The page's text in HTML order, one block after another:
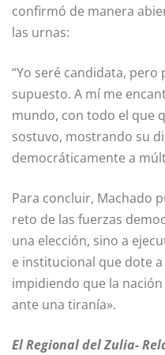
confirmó de manera
las urnas:
“Yo seré candidata,
supuesto. A mí me
mundo, con todo el que
sostuvo, mostrando su
democráticamente a
Para concluir, Machado
reto de las fuerzas
una elección, sino a
e institucional que dote
impidiendo que la nación
ante una tiranía».
El Regional del Zulia-